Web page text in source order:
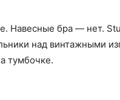
Навесные бра — нет.
над винтажными
тумбочке.